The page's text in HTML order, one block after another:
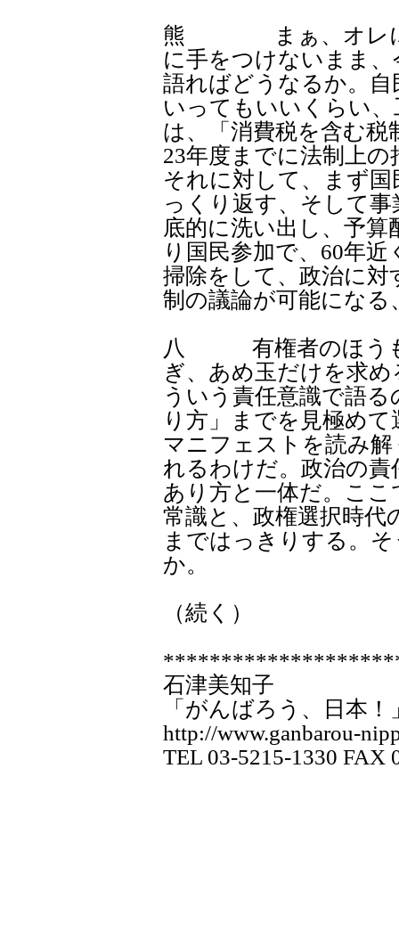
熊 まぁ、オレに言
に手をつけないまま
語ればどうなるか。
いってもいいくらい
は、「消費税を含む税
23年度までに法制上
それに対して、まず
っくり返す、そして
底的に洗い出し、予
り国民参加で、60年
掃除をして、政治に
制の議論が可能にな
八 有権者のほうも
ぎ、あめ玉だけを求
ういう責任意識で語
り方」までを見極め
マニフェストを読み
れるわけだ。政治の
あり方と一体だ。こ
常識と、政権選択時代
まではっきりする。
か。
（続く）
石津美知子
「がんばろう、日本
http://www.ganbarou-
TEL 03-5215-1330 FAX